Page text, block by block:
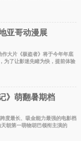
亚哥动漫展
大片《极盗者》将于今年年底
为了让影迷先睹为快，提前体验
》萌翻暑期档
度最长、吸金能力最强的电影档
朝第一萌物胡巴领衔主演的